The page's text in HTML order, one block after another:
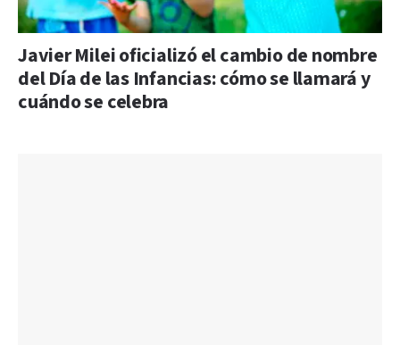
Javier Milei oficializó el cambio de nombre
del Día de las Infancias: cómo se llamará y
cuándo se celebra